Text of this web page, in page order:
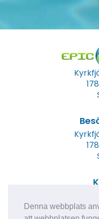
Denna webbplats
E-post: